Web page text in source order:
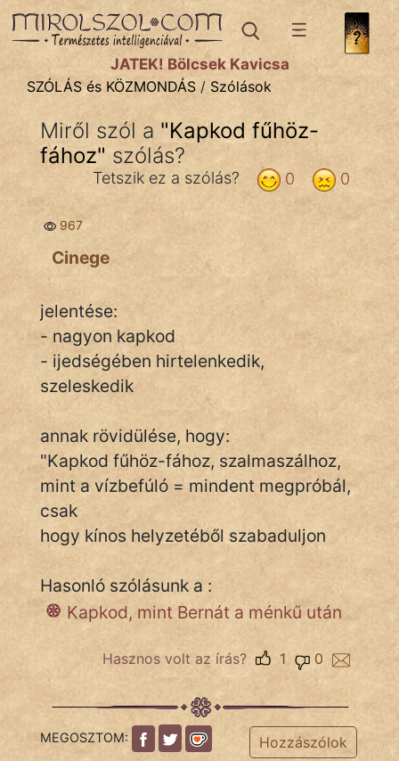
SZÓLÁS ÉS KÖZMONDÁStémák:
Bibliai
Közmondások
Szállóigék
Szóláscsoportok
Szólások
Tréfás
IRODALOM
SZÓLÁS
KÖZMONDÁS
PSZICHO
ZENE
ÉLETMÓD
MAGYARSÁG
JÁTÉK! Bölcsek Kavicsa
SZÓLÁS és KÖZMONDÁS / Szólások
Miről szól a "Kapkod fűhöz-
fához" szólás?
0
0
Tetszik ez a szólás?
967
Cinege
jelentése:
- nagyon kapkod
- ijedségében hirtelenkedik,
szeleskedik
annak rövidülése, hogy:
"Kapkod fűhöz-fához, szalmaszálhoz,
mint a vízbefúló = mindent megpróbál,
csak
hogy kínos helyzetéből szabaduljon
Hasonló szólásunk a :
Kapkod, mint Bernát a ménkű után
Hasznos volt az írás? 0
1
MEGOSZTOM: Hozzászólok